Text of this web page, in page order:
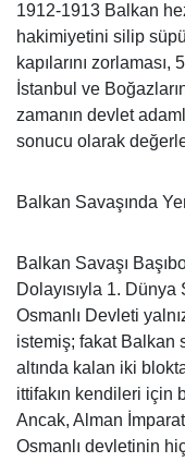
1912-1913 Balkan
hakimiyetini silip
kapılarını zorlaması,
İstanbul ve
zamanın devlet
sonucu olarak
Balkan Savaşında
Balkan Savaşı
Dolayısıyla 1.
Osmanlı Devleti
istemiş; fakat Balkan
altında kalan iki
ittifakın kendileri için
Ancak, Alman
Osmanlı devletinin